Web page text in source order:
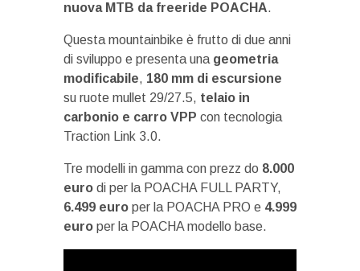
nuova MTB da freeride POACHA.
Questa mountainbike è frutto di due anni
di sviluppo e presenta una geometria
modificabile, 180 mm di escursione
su ruote mullet 29/27.5, telaio in
carbonio e carro VPP con tecnologia
Traction Link 3.0.
Tre modelli in gamma con prezz do 8.000
euro di per la POACHA FULL PARTY,
6.499 euro per la POACHA PRO e 4.999
euro per la POACHA modello base.